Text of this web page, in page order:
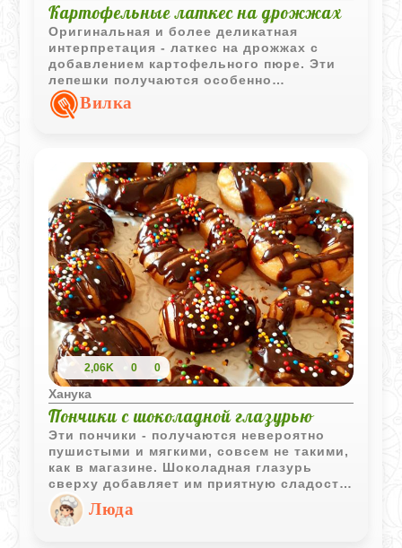
Картофельные латкес на дрожжах
Оригинальная и более деликатная
интерпретация - латкес на дрожжах с
добавлением картофельного пюре. Эти
лепешки получаются особенно
воздушными, с аппетитной румяной
корочкой и мягкой, нежной серединой.
меню, сохранив при этом уважение к
традиционным вкусам.
Вилка
2,06K 0 0
Ханука
Пончики с шоколадной глазурью
Эти пончики - получаются невероятно
пушистыми и мягкими, совсем не такими,
как в магазине. Шоколадная глазурь
сверху добавляет им приятную сладость,
которая отлично сочетается с нежным
тестом. Да, приготовление требует
Люда